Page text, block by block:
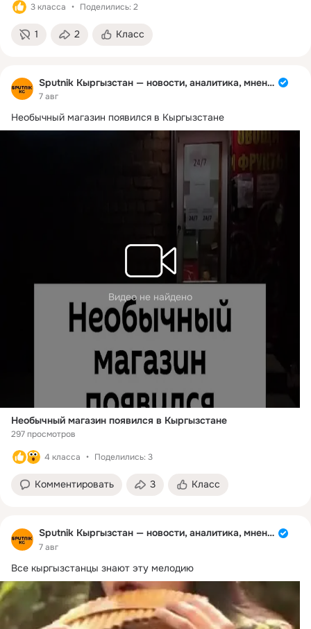
3 класса Поделились: 2
1 2 Класс
Sputnik Кыргызстан — новости, аналитика, мнения
7 авг
Необычный магазин появился в Кыргызстане
Видео не найдено
Необычный магазин появился в Кыргызстане
297 просмотров
4 класса Поделились: 3
Комментировать 3 Класс
Sputnik Кыргызстан — новости, аналитика, мнения
7 авг
Все кыргызстанцы знают эту мелодию